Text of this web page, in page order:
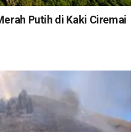
Putih di Kaki Ciremai